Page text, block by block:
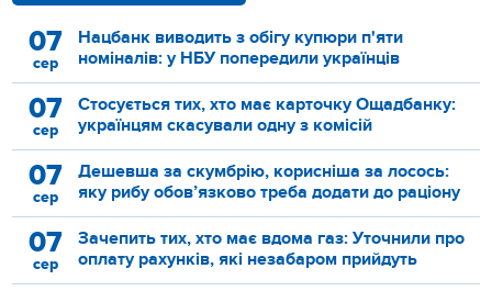
07
сер
Нацбанк виводить з обігу купюри п'яти
номіналів: у НБУ попередили українців
07
сер
Стосується тих, хто має карточку Ощадбанку:
українцям скасували одну з комісій
07
сер
Дешевша за скумбрію, корисніша за лосось:
яку рибу обов’язково треба додати до раціону
07
сер
Зачепить тих, хто має вдома газ: Уточнили про
оплату рахунків, які незабаром прийдуть